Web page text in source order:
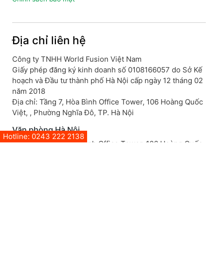
Hotline: 0243 222 2138
Địa chỉ liên hệ
Công ty TNHH World Fusion Việt Nam
Giấy phép đăng ký kinh doanh số 0108166057 do Sở Kế
hoạch và Đầu tư thành phố Hà Nội cấp ngày 12 tháng 02
năm 2018
Địa chỉ: Tầng 7, Hòa Bình Office Tower, 106 Hoàng Quốc
Việt, , Phường Nghĩa Đô, TP. Hà Nội
Văn phòng Hà Nội
Hà Nội: Tầng 7, Hòa Bình Office Tower, 106 Hoàng Quốc